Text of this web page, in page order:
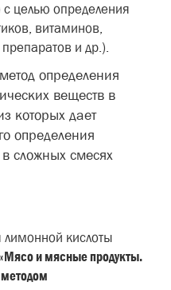
с целью определения
витаминов,
и др.).
определения
веществ в
которых дает
определения
сложных смесях
кислоты
и мясные продукты.